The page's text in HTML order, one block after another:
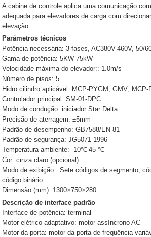
A cabine de controle aplica uma comunicação
adequada para elevadores de carga com
elevação.
Parâmetros técnicos
Potência necessária: 3 fases, AC380V-460V, 50/
Gama de potência: 5KW-75kW
Velocidade máxima do elevador:: 1.0m/s
Número de pisos: 5
Hidro cilindro aplicável: MCP-PYGM, GMV; MCP-
Controlador principal: SM-01-DPC
Modo de condução: iniciador Star Delta
Precisão de aterragem: ±5mm
Padrão de desempenho: GB7588/EN-81
Padrão de segurança: JG5071-1996
Temperatura ambiente: -10℃-45 ℃
Cor: cinza claro (opcional)
Modo de exibição : Sete códigos de segmento,
código binário
Dimensão (mm): 1300×750×280
Descrição de interface padrão
Interface de potência: terminal
Motor elétrico adaptativo: motor assíncrono AC
Motor da porta: motor da porta de frequência